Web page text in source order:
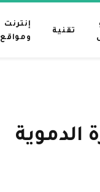
تقنية
إنترنت
ومواقع
الدموية